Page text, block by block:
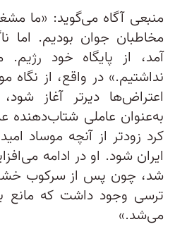
منبعی آگاه می‌گوید: «ما
مخاطبان جوان بودیم. اما
آمد، از پایگاه خود
نداشتیم.» در واقع، از نگاه
اعتراض‌ها دیرتر آغاز
به‌عنوان عاملی شتاب‌دهنده
کرد زودتر از آنچه موساد
ایران شود. او در ادامه
شد، چون پس از سرکوب
ترسی وجود داشت که مانع
می‌شد.»